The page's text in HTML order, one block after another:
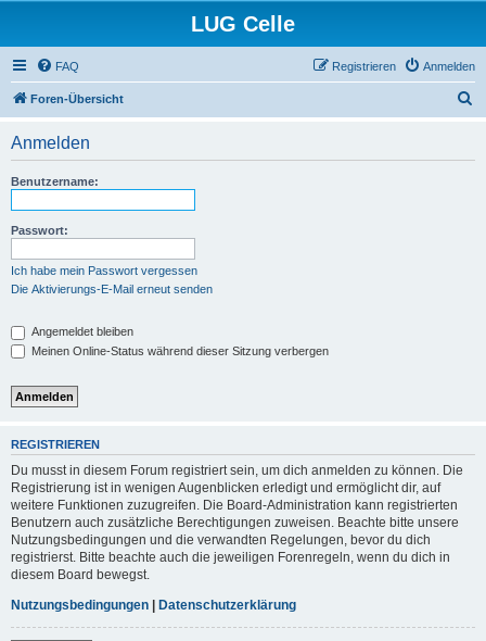
LUG Celle
FAQ Anmelden
Registrieren
Foren-Übersicht
Anmelden
Benutzername:
Passwort:
Ich habe mein Passwort vergessen
Die Aktivierungs-E-Mail erneut senden
Angemeldet bleiben
Meinen Online-Status während dieser Sitzung verbergen
REGISTRIEREN
Du musst in diesem Forum registriert sein, um dich anmelden zu können. Die
Registrierung ist in wenigen Augenblicken erledigt und ermöglicht dir, auf
weitere Funktionen zuzugreifen. Die Board-Administration kann registrierten
Benutzern auch zusätzliche Berechtigungen zuweisen. Beachte bitte unsere
Nutzungsbedingungen und die verwandten Regelungen, bevor du dich
registrierst. Bitte beachte auch die jeweiligen Forenregeln, wenn du dich in
diesem Board bewegst.
Nutzungsbedingungen | Datenschutzerklärung